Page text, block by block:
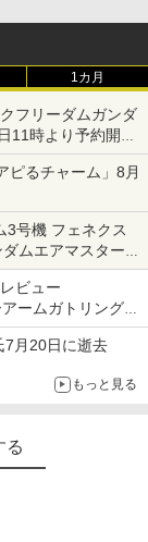
1カ月
フリーダムガンダ
11時より予約開
ピるチャーム」8月
3号機 フェネクス
ムエアマスターバ
ビュー
ームガトリングの
ト化！
7月20日に逝去
もっと見る
る